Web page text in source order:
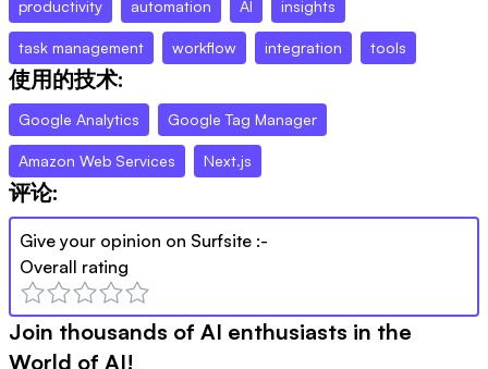
productivity automation AI insights
task management workflow integration tools
使用的技术:
Google Analytics Google Tag Manager
Amazon Web Services Next.js
评论:
Give your opinion on Surfsite :-
Overall rating
Join thousands of AI enthusiasts in the
World of AI!